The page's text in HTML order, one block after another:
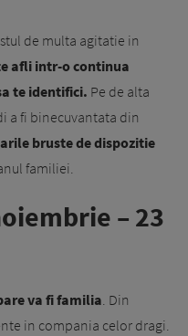
de multa agitatie in
afli intr-o continua
te identifici. Pe de alta
a fi binecuvantata din
bruste de dispozitie
familiei.
– 23
va fi familia. Din
in compania celor dragi.